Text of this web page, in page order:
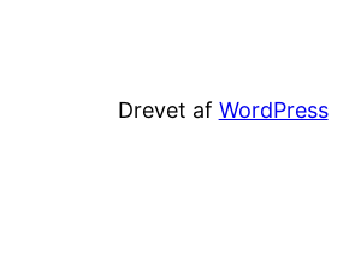
Drevet af WordPress